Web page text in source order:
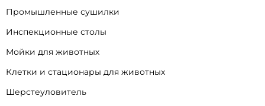
Промышленные сушилки
Инспекционные столы
Мойки для животных
Клетки и стационары для животных
Шерстеуловитель